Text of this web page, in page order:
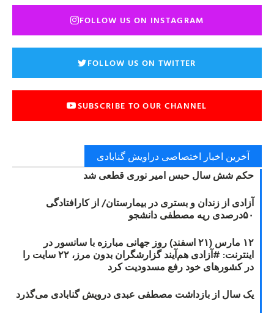
FOLLOW US ON INSTAGRAM
FOLLOW US ON TWITTER
SUBSCRIBE TO OUR CHANNEL
آخرین اخبار اختصاصی دراویش گنابادی
حکم شش سال حبس امیر نوری قطعی شد
آزادی از زندان و بستری در بیمارستان/ از کارافتادگی
۵۰درصدی ریه مصطفی دانشجو
۱۲ مارس (۲۱ اسفند) روز جهانی مبارزه با سانسور در
اینترنت: #آزادی هم‌آیند گزارشگران‌ بدون مرز، ۲۲ سایت را
در کشورهای خود رفع مسدودیت کرد
یک سال از بازداشت مصطفی عبدی درویش گنابادی می‌گذرد